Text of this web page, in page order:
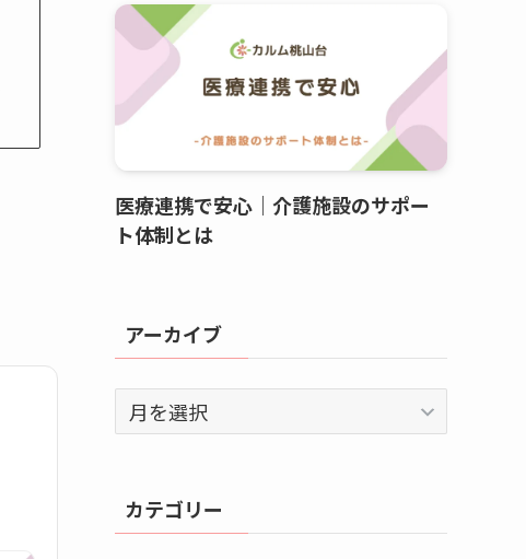
医療連携で安心｜介護施設のサポー
ト体制とは
アーカイブ
ア
ー
イ
ブ
カテゴリー